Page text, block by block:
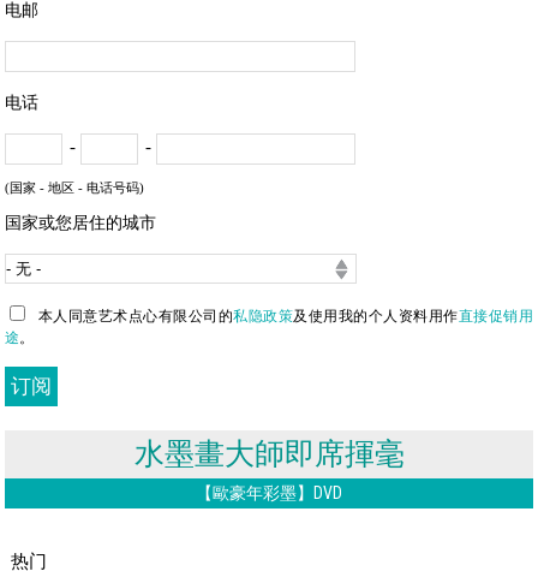
电邮
电话
- -
(国家 - 地区 - 电话号码)
国家或您居住的城市
本人同意艺术点心有限公司的私隐政策及使用我的个人资料用作直接促销用
途。
水墨畫大師即席揮毫
【歐豪年彩墨】DVD
热门